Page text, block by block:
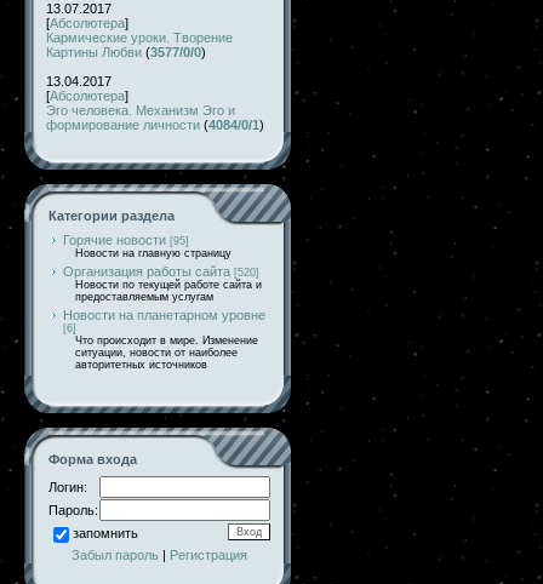
13.07.2017
[Абсолютера]
Кармические уроки. Творение
Картины Любви (3577/0/0)
13.04.2017
[Абсолютера]
Эго человека. Механизм Эго и
формирование личности (4084/0/1)
Категории раздела
Горячие новости [95]
Новости на главную страницу
Организация работы сайта [520]
Новости по текущей работе сайта и
предоставляемым услугам
Новости на планетарном уровне
[6]
Что происходит в мире. Изменение
ситуации, новости от наиболее
авторитетных источников
Форма входа
Логин:
Пароль:
запомнить
Забыл пароль | Регистрация